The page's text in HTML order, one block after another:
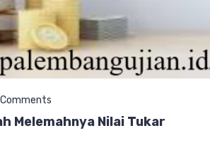
Melemahnya Nilai Tukar